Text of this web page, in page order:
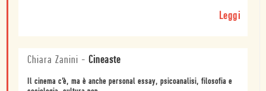
Leggi
Chiara Zanini - Cineaste
Il cinema c’è, ma è anche personal essay, psicoanalisi, filosofia e